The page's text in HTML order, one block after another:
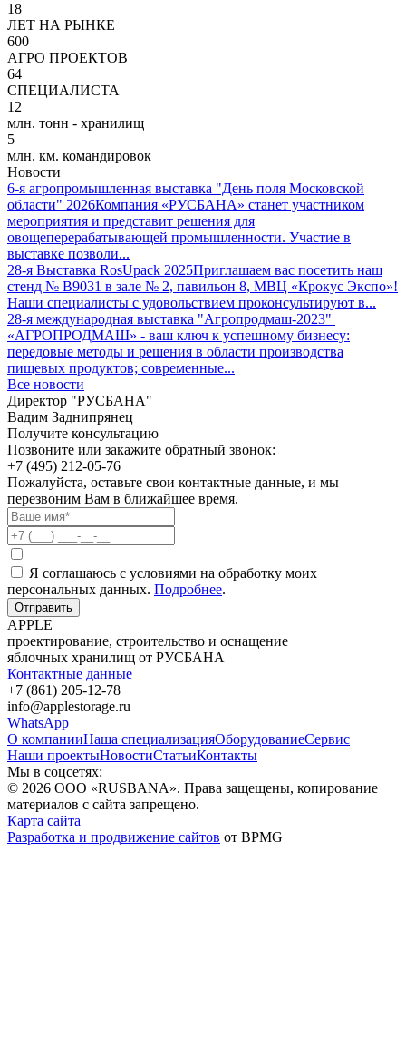
18
ЛЕТ НА РЫНКЕ
600
АГРО ПРОЕКТОВ
64
СПЕЦИАЛИСТА
12
млн. тонн - хранилищ
5
млн. км. командировок
Новости
6-я агропромышленная выставка "День поля Московской
области" 2026Компания «РУСБАНА» станет участником
мероприятия и представит решения для
овощеперерабатывающей промышленности. Участие в
выставке позволи...
28-я Выставка RosUpack 2025Приглашаем вас посетить наш
стенд № B9031 в зале № 2, павильон 8, МВЦ «Крокус Экспо»!
Наши специалисты с удовольствием проконсультируют в...
28-я международная выставка "Агропродмаш-2023"
«АГРОПРОДМАШ» - ваш ключ к успешному бизнесу:
передовые методы и решения в области производства
пищевых продуктов; современные...
Все новости
Директор "РУСБАНА"
Вадим Заднипрянец
Получите консультацию
Позвоните или закажите обратный звонок:
+7 (495) 212-05-76
Пожалуйста, оставьте свои контактные данные, и мы
перезвоним Вам в ближайшее время.
Я соглашаюсь с условиями на обработку моих
персональных данных. Подробнее.
Отправить
APPLE
проектирование, строительство и оснащение
яблочных хранилищ от РУСБАНА
Контактные данные
+7 (861) 205-12-78
info@applestorage.ru
WhatsApp
О компанииНаша специализацияОборудованиеСервис
Наши проектыНовостиСтатьиКонтакты
Мы в соцсетях:
© 2026 ООО «RUSBANA». Права защещены, копирование
материалов с сайта запрещено.
Карта сайта
Разработка и продвижение сайтов от BPMG